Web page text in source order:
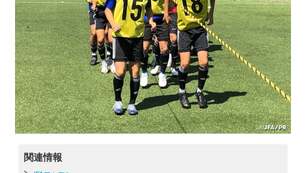
関連情報